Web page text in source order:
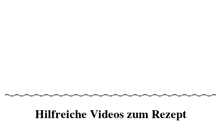
Hilfreiche Videos zum Rezept